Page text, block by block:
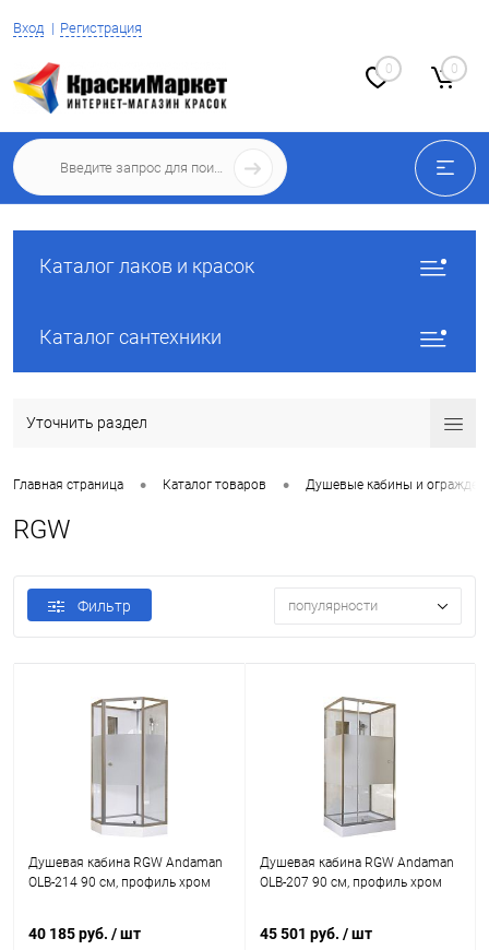
Вход Регистрация
0 0
Каталог лаков и красок
Каталог сантехники
Уточнить раздел
Главная страница • Каталог товаров • Душевые кабины и
RGW
Фильтр популярности
Душевая кабина RGW Andaman
OLB-214 90 см, профиль хром
40 185 руб. / шт
Душевая кабина RGW Andaman
OLB-207 90 см, профиль хром
45 501 руб. / шт